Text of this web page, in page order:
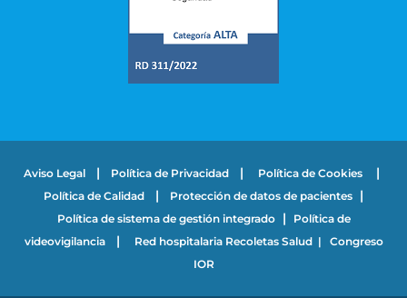
Aviso Legal | Política de Privacidad | Política de Cookies |
Política de Calidad | Protección de datos de pacientes |
Política de sistema de gestión integrado|
Política de
videovigilancia| Red hospitalaria Recoletas Salud| Congreso
IOR